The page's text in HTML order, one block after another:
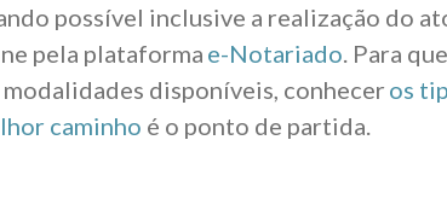
possível inclusive a realização do
pela plataforma e-Notariado . Para
modalidades disponíveis, conhecer os
caminho é o ponto de partida.